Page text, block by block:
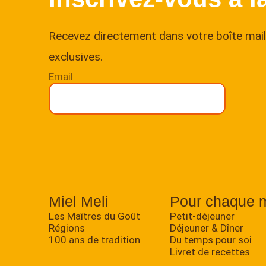
Recevez directement dans votre boîte
exclusives.
Email
Miel Meli
Les Maîtres du Goût
Régions
100 ans de tradition
Pour chaque
Petit-déjeuner
Déjeuner & Dîner
Du temps pour soi
Livret de recettes